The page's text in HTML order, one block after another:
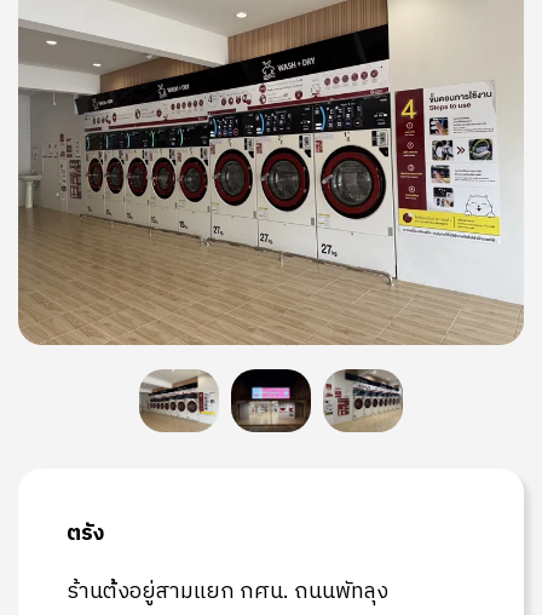
ตรัง
ร้านต้้งอยู่สามแยก กศน. ถนนพัทลุง